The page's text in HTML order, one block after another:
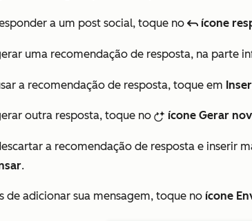
a um post social, toque no reply ícone
uma recomendação de resposta, na parte
a recomendação de resposta, toque em
outra resposta, toque no breezeRegenerate ícone Gerar
a recomendação de resposta e inserir
.
de adicionar sua mensagem, toque no ícone